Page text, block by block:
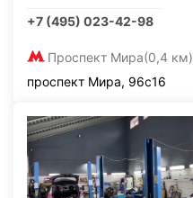
+7 (495) 023-42-98
Проспект Мира(0,4 км)
проспект Мира, 96с16